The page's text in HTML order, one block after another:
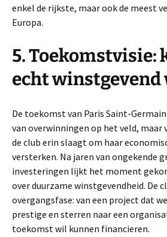
enkel de rijkste, maar ook de meest
Europa.
5. Toekomstvisie:
echt winstgevend
De toekomst van Paris Saint-
van overwinningen op het veld, maar
de club erin slaagt om haar
versterken. Na jaren van ongekende
investeringen lijkt het moment
over duurzame winstgevendheid. De
overgangsfase: van een project dat
prestige en sterren naar een
toekomst wil kunnen financieren.